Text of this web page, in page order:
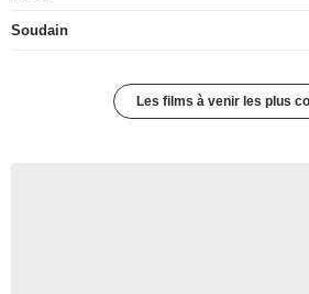
Soudain
Les films à venir les plus